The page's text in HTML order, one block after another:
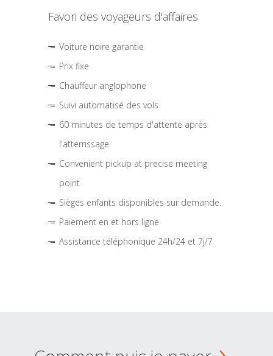
Favori des voyageurs d'affaires
Voiture noire garantie
Prix fixe
Chauffeur anglophone
Suivi automatisé des vols
60 minutes de temps d'attente après
l'atterrissage
Convenient pickup at precise meeting
point
Sièges enfants disponibles sur demande.
Paiement en et hors ligne
Assistance téléphonique 24h/24 et 7j/7